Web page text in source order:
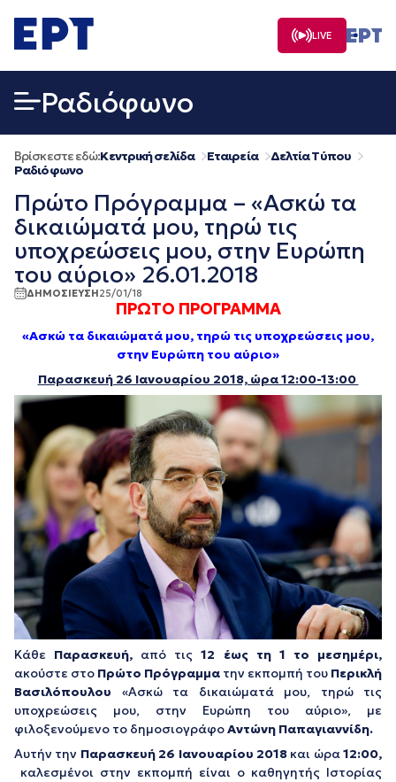
σε
περιεχόμενο
LIVE
Ραδιόφωνο
Βρίσκεστε εδώ:Κεντρική σελίδα Εταιρεία
Δελτία Τύπου
Ραδιόφωνο
Πρώτο Πρόγραμμα – «Ασκώ τα
δικαιώματά μου, τηρώ τις
υποχρεώσεις μου, στην Ευρώπη
του αύριο» 26.01.2018
ΔΗΜΟΣΙΕΥΣΗ25/01/18
ΠΡΩΤΟ ΠΡΟΓΡΑΜΜΑ
«Ασκώ τα δικαιώματά μου, τηρώ τις υποχρεώσεις μου,
στην Ευρώπη του αύριο»
Παρασκευή 26 Ιανουαρίου 2018, ώρα 12:00-13:00
Κάθε Παρασκευή, από τις 12 έως τη 1 το μεσημέρι,
ακούστε στο Πρώτο Πρόγραμμα την εκπομπή του Περικλή
Βασιλόπουλου «Ασκώ τα δικαιώματά μου, τηρώ τις
υποχρεώσεις μου, στην Ευρώπη του αύριο», με
φιλοξενούμενο το δημοσιογράφοΑντώνη Παπαγιαννίδη.
Αυτήν την Παρασκευή 26 Ιανουαρίου 2018 και ώρα12:00,
καλεσμένοι στην εκπομπή είναι ο καθηγητής Ιστορίας